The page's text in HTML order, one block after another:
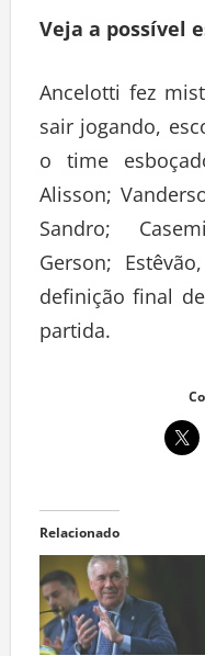
Veja a possível
Ancelotti fez
sair jogando,
o time
Alisson;
Sandro;
Gerson;
definição final
partida.
Relacionado